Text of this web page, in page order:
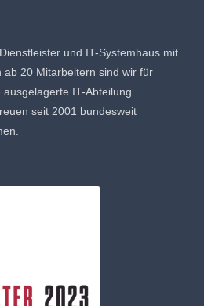
und IT-Systemhaus mit
ab 20 Mitarbeitern sind wir für
IT-Abteilung.
seit 2001 bundesweit